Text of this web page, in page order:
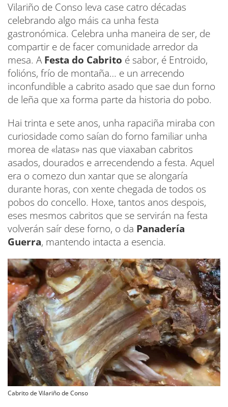
Vilariño de Conso leva case catro décadas
celebrando algo máis ca unha festa
gastronómica. Celebra unha maneira de ser, de
compartir e de facer comunidade arredor da
mesa. AFesta do Cabrito é sabor, é Entroido,
folións, frío de montaña… e un arrecendo
inconfundible a cabrito asado que sae dun forno
de leña que xa forma parte da historia do pobo.
Hai trinta e sete anos, unha rapaciña miraba con
curiosidade como saían do forno familiar unha
morea de «latas» nas que viaxaban cabritos
asados, dourados e arrecendendo a festa. Aquel
era o comezo dun xantar que se alongaría
durante horas, con xente chegada de todos os
pobos do concello. Hoxe, tantos anos despois,
eses mesmos cabritos que se servirán na festa
volverán saír dese forno, o da Panadería
Guerra, mantendo intacta a esencia.
Cabrito de Vilariño de Conso